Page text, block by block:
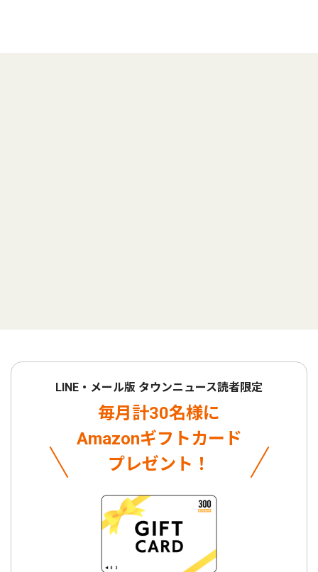
LINE・メール版 タウンニュース読者限定
毎月計30名様に
Amazonギフトカード
プレゼント！